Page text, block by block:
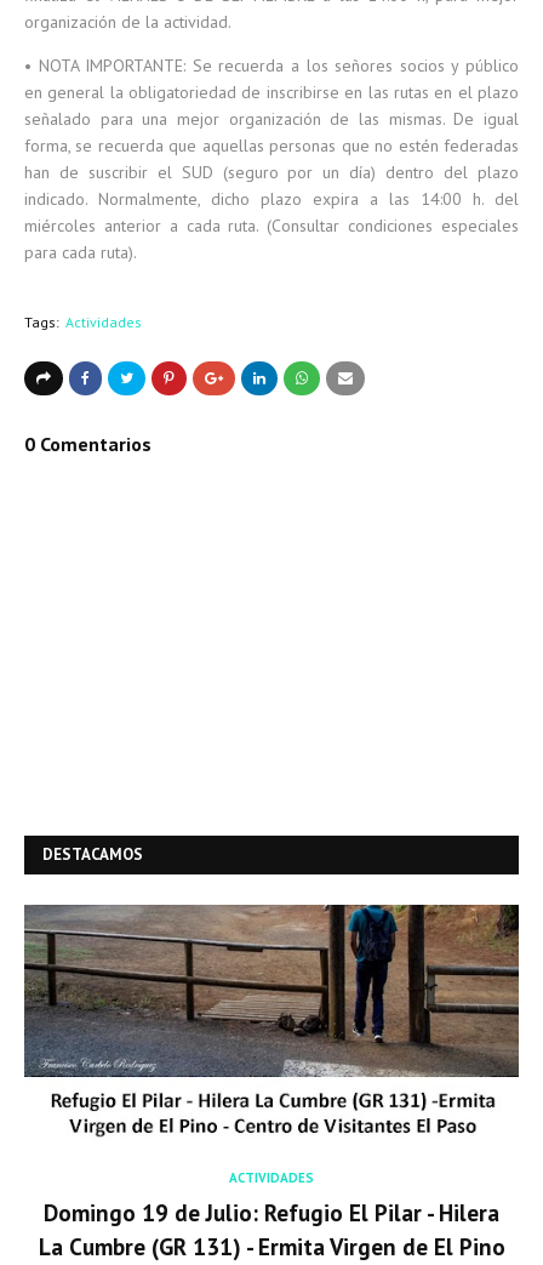
organización de la actividad.
• NOTA IMPORTANTE: Se recuerda a los señores socios y público
en general la obligatoriedad de inscribirse en las rutas en el plazo
señalado para una mejor organización de las mismas. De igual
forma, se recuerda que aquellas personas que no estén federadas
han de suscribir el SUD (seguro por un día) dentro del plazo
indicado. Normalmente, dicho plazo expira a las 14:00 h. del
miércoles anterior a cada ruta. (Consultar condiciones especiales
para cada ruta).
Tags: Actividades
0 Comentarios
DESTACAMOS
ACTIVIDADES
Domingo 19 de Julio: Refugio El Pilar - Hilera
La Cumbre (GR 131) - Ermita Virgen de El Pino